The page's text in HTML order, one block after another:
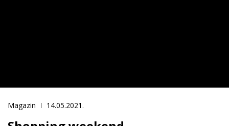
Magazin 14.05.2021.